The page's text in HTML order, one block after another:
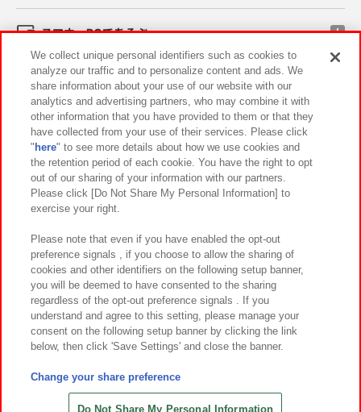
スマホ・PCであそぶ
イベント・キャンペーン
関連会社 サステナビリティ サイトポリシー
プライバシーポリシー ウェブアクセシビリティ方針と検証結果
お取引先さまとともに
カスタマーハラスメント対応方針 よくあるご質問・お問い合わせ
©Bandai Namco Amusement Inc.
©Bandai Namco Amusement Lab Inc.
©HANAYASHIKI Co., Ltd. All Rights Reserved.
We collect unique personal identifiers such as cookies to
analyze our traffic and to personalize content and ads. We
share information about your use of our website with our
analytics and advertising partners, who may combine it with
other information that you have provided to them or that they
have collected from your use of their services. Please click
" here" to see more details about how we use cookies and
the retention period of each cookie. You have the right to opt
out of our sharing of your information with our partners.
Please click [Do Not Share My Personal Information] to
exercise your right.
Please note that even if you have enabled the opt-out
preference signals , if you choose to allow the sharing of
cookies and other identifiers on the following setup banner,
you will be deemed to have consented to the sharing
regardless of the opt-out preference signals . If you
understand and agree to this setting, please manage your
consent on the following setup banner by clicking the link
below, then click 'Save Settings' and close the banner.
Change your share preference
Do Not Share My Personal Information